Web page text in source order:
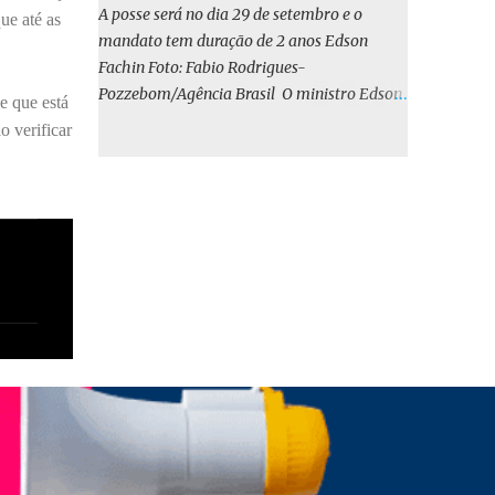
até as
que está
verificar
em iene japonês é mais vantajosa sob os
aspectos econômico e financeiro. Embora o
custo dos juros em dólares possa parecer
inferior no curto prazo, a opção pelo iene
A posse será no dia 29 de setembro e o
mandato tem duração de 2 anos Edson
Fachin Foto: Fabio Rodrigues-
Pozzebom/Agência Brasil O ministro Edson
tribunal deve ser comandado pelo ministro
mais antigo que ainda não presidiu a Corte.
O novo presidente vai suceder a Luís Roberto
Barroso, que completará o mandato de dois